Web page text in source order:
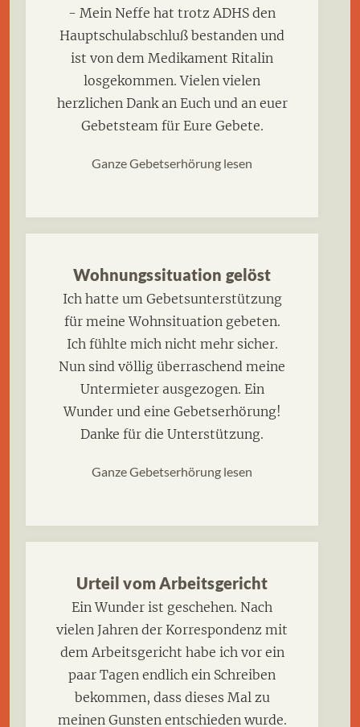
- Mein Neffe hat trotz ADHS den
Hauptschulabschluß bestanden und
ist von dem Medikament Ritalin
losgekommen. Vielen vielen
herzlichen Dank an Euch und an euer
Gebetsteam für Eure Gebete.
Ganze Gebetserhörung lesen
Wohnungssituation gelöst
Ich hatte um Gebetsunterstützung
für meine Wohnsituation gebeten.
Ich fühlte mich nicht mehr sicher.
Nun sind völlig überraschend meine
Untermieter ausgezogen. Ein
Wunder und eine Gebetserhörung!
Danke für die Unterstützung.
Ganze Gebetserhörung lesen
Urteil vom Arbeitsgericht
Ein Wunder ist geschehen. Nach
vielen Jahren der Korrespondenz mit
dem Arbeitsgericht habe ich vor ein
paar Tagen endlich ein Schreiben
bekommen, dass dieses Mal zu
meinen Gunsten entschieden wurde.